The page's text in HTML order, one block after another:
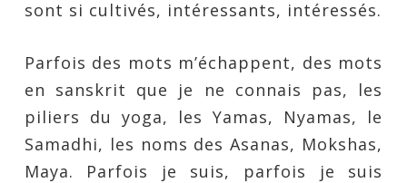
sont si cultivés, intéressants, intéressés.
Parfois des mots m’échappent, des mots
en sanskrit que je ne connais pas, les
piliers du yoga, les Yamas, Nyamas, le
Samadhi, les noms des Asanas, Mokshas,
Maya. Parfois je suis, parfois je suis